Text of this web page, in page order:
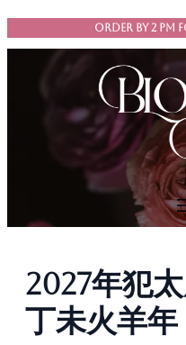
Skip
to
content
ORDER BY 2 PM
2027年犯
丁未火羊年